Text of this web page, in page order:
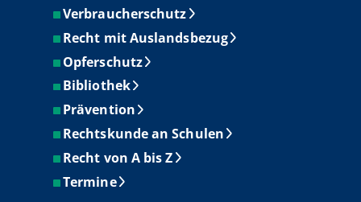
Verbraucherschutz
Recht mit Auslandsbezug
Opferschutz
Bibliothek
Prävention
Rechtskunde an Schulen
Recht von A bis Z
Termine